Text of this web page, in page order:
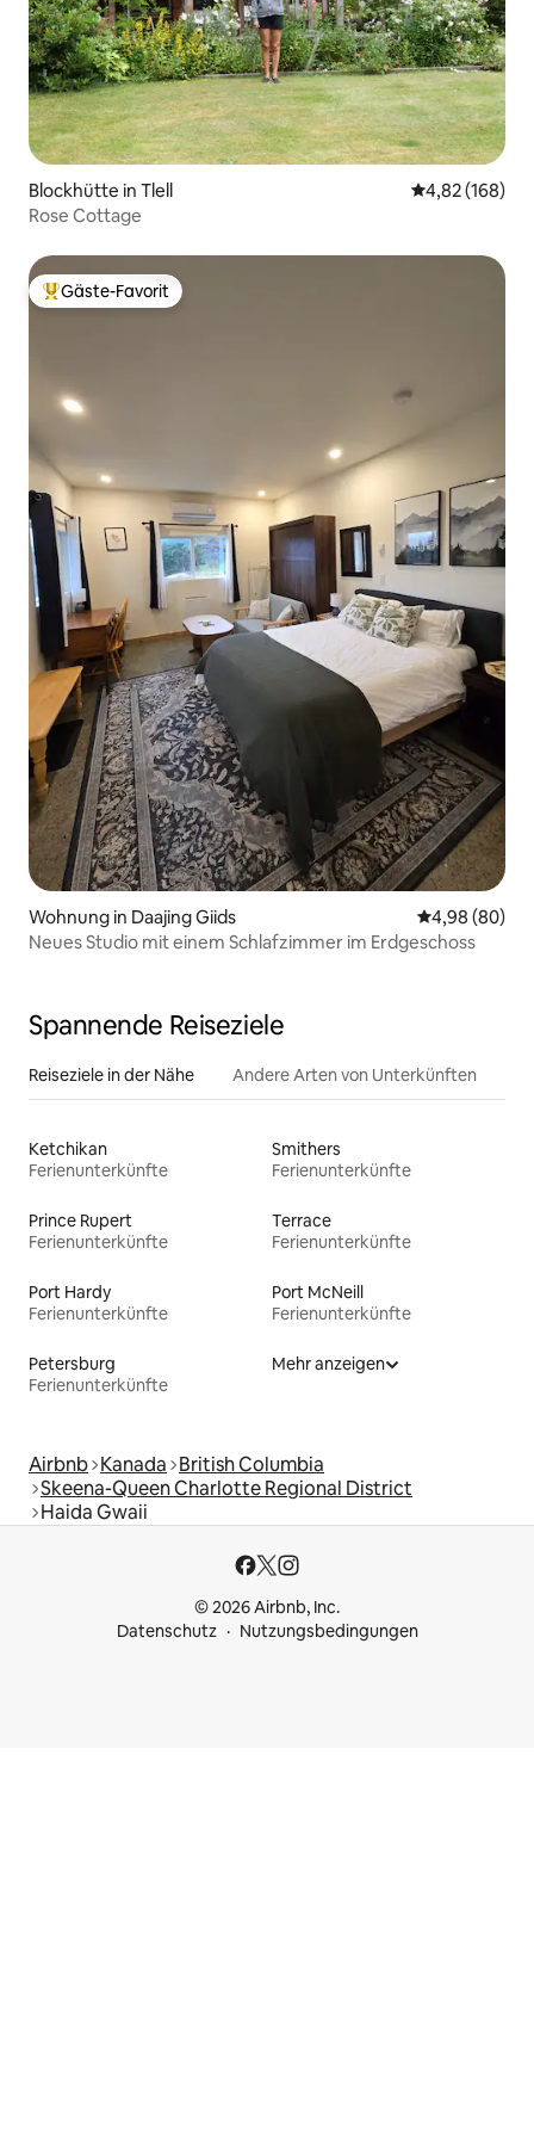
Blockhütte in Tlell
4,82 (168)
Rose Cottage
Beliebter Gäste-Favorit.
Gäste-Favorit
Wohnung in Daajing Giids
4,98 (80)
Neues Studio mit einem Schlafzimmer im Erdgeschoss
Spannende Reiseziele
Reiseziele in der Nähe Andere Arten von Unterkünften
Ketchikan
Ferienunterkünfte
Smithers
Ferienunterkünfte
Prince Rupert
Ferienunterkünfte
Terrace
Ferienunterkünfte
Port Hardy
Ferienunterkünfte
Port McNeill
Ferienunterkünfte
Petersburg
Ferienunterkünfte
Mehr anzeigen
Airbnb Kanada British Columbia
Skeena-Queen Charlotte Regional District
Haida Gwaii
© 2026 Airbnb, Inc.
Datenschutz
Nutzungsbedingungen